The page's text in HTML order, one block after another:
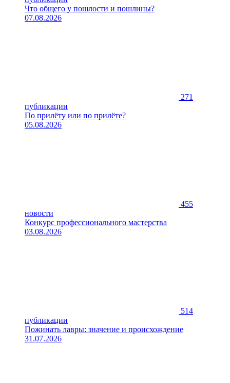
Что общего у пошлости и пошлины?
07.08.2026
271
публикации
По прилёту или по прилёте?
05.08.2026
455
новости
Конкурс профессионального мастерства
03.08.2026
514
публикации
Пожинать лавры: значение и происхождение
31.07.2026